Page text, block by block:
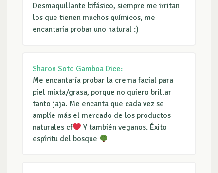
Desmaquillante bifásico, siempre me irritan
los que tienen muchos químicos, me
encantaría probar uno natural :)
Sharon Soto Gamboa Dice:
Me encantaría probar la crema facial para
piel mixta/grasa, porque no quiero brillar
tanto jaja. Me encanta que cada vez se
amplíe más el mercado de los productos
naturales cf
Y también veganos. Éxito
espíritu del bosque